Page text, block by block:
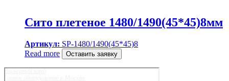
Сито плетеное 1480/1490(45*45)8мм
Артикул: SP-1480/1490(45*45)8
Read more
Оставить заявку